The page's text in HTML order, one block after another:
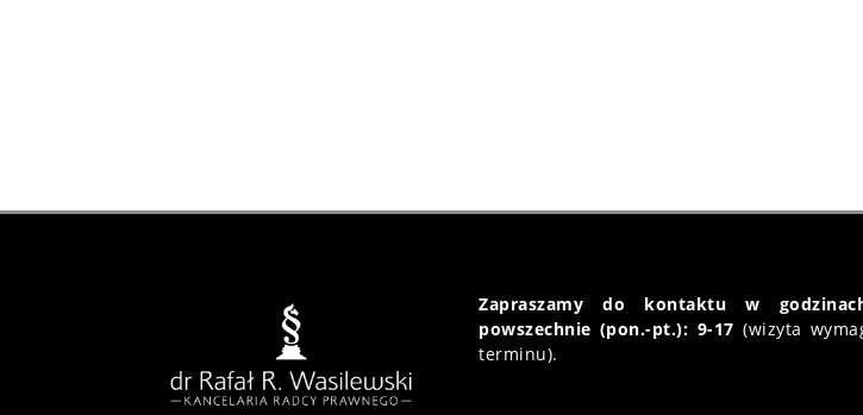
Zapraszamy do kontaktu w
powszechnie (pon.-pt.): 9-17 (wizyta
terminu).